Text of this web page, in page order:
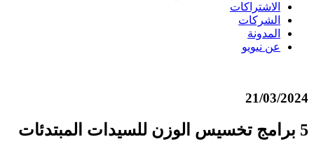
الاشتراكات
الشركات
المدونة
عن نيويو
21/03/2024
5 برامج تخسيس الوزن للسيدات المبتدئات